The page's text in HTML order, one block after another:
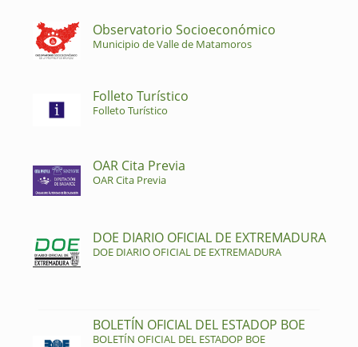
Observatorio Socioeconómico
Municipio de Valle de Matamoros
Folleto Turístico
Folleto Turístico
OAR Cita Previa
OAR Cita Previa
DOE DIARIO OFICIAL DE EXTREMADURA
DOE DIARIO OFICIAL DE EXTREMADURA
BOLETÍN OFICIAL DEL ESTADOP BOE
BOLETÍN OFICIAL DEL ESTADOP BOE